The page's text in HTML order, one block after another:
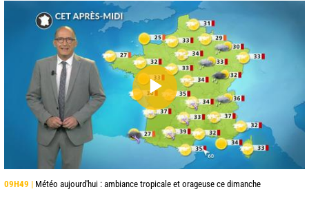
09H49 | Météo aujourd'hui : ambiance tropicale et orageuse ce dimanche